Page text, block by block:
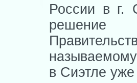
России в г.
решение
в Сиэтле